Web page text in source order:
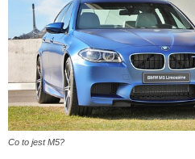
Co to jest M5?